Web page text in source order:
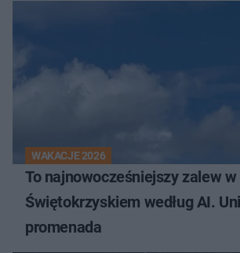
WAKACJE 2026
To najnowocześniejszy zalew w
Świętokrzyskiem według AI.
promenada